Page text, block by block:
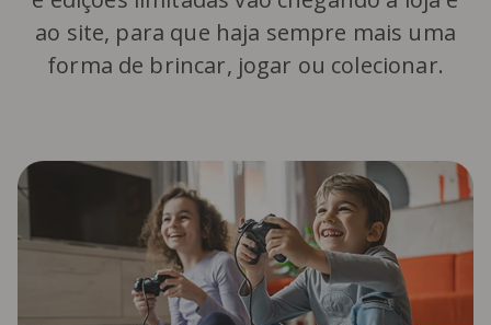
ao site, para que haja sempre mais uma
forma de brincar, jogar ou colecionar.